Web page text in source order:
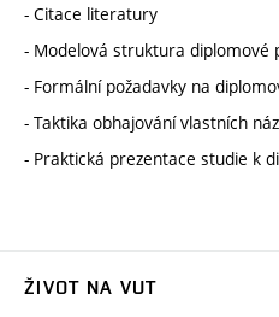
- Citace literatury
- Modelová struktura diplomové
- Formální požadavky na
- Taktika obhajování vlastních
- Praktická prezentace studie k
ŽIVOT NA VUT